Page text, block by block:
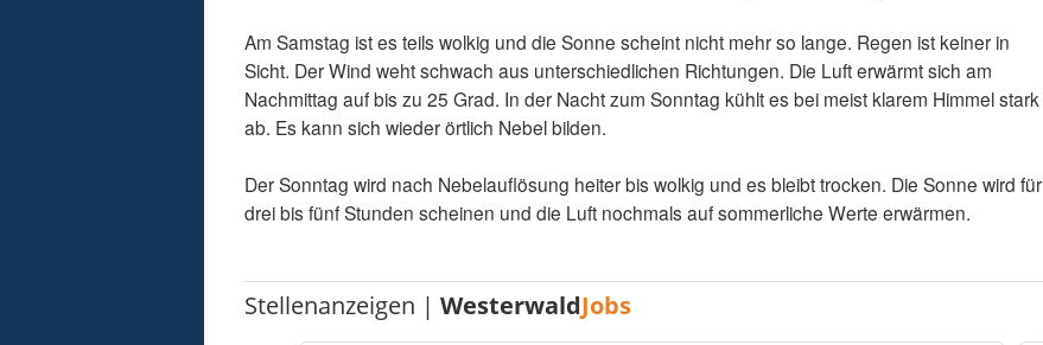
Am Samstag ist es teils wolkig und die Sonne scheint nicht mehr so lange. Regen ist keiner in
Sicht. Der Wind weht schwach aus unterschiedlichen Richtungen. Die Luft erwärmt sich am
Nachmittag auf bis zu 25 Grad. In der Nacht zum Sonntag kühlt es bei meist klarem Himmel stark
ab. Es kann sich wieder örtlich Nebel bilden.
Der Sonntag wird nach Nebelauflösung heiter bis wolkig und es bleibt trocken. Die Sonne wird für
drei bis fünf Stunden scheinen und die Luft nochmals auf sommerliche Werte erwärmen.
Stellenanzeigen |WesterwaldJobs